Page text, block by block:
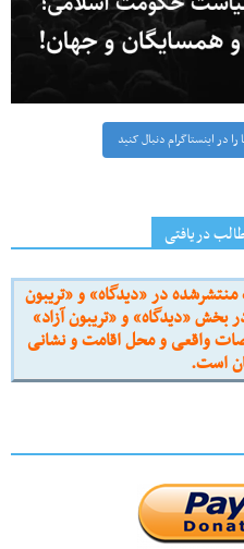
را در اینستاگرام دنبال کنید
دریافتی
در «دیدگاه» و «تریبون
«دیدگاه» و «تریبون آزاد»
واقعی و محل اقامت و نشانی
است.